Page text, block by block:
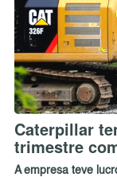
Caterpillar
trimestre
A empresa teve